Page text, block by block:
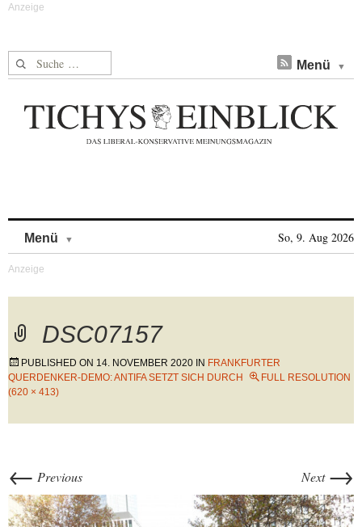
Suche nach: Menü
Menü So, 9. Aug 2026
DSC07157
PUBLISHED ON 14. NOVEMBER 2020 IN FRANKFURTER
QUERDENKER-DEMO: ANTIFA SETZT SICH DURCH
FULL RESOLUTION
(620 × 413)
← Previous Next →